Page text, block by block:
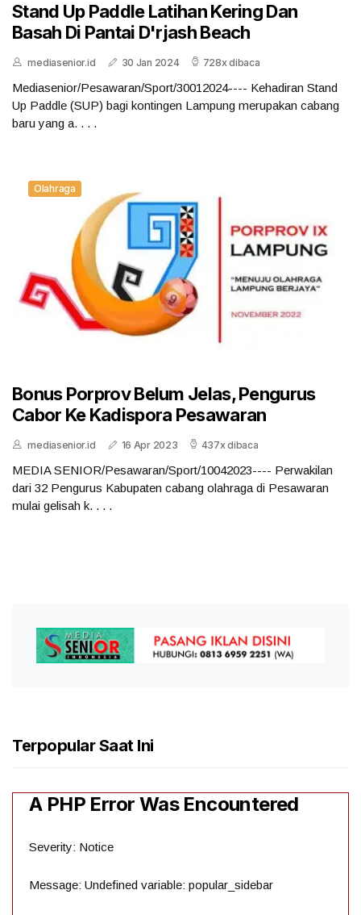
Stand Up Paddle Latihan Kering Dan
Basah Di Pantai D'rjash Beach
mediasenior.id 30 Jan 2024 728x dibaca
Mediasenior/Pesawaran/Sport/30012024---- Kehadiran Stand
Up Paddle (SUP) bagi kontingen Lampung merupakan cabang
baru yang a. . . .
Olahraga
Bonus Porprov Belum Jelas, Pengurus
Cabor Ke Kadispora Pesawaran
mediasenior.id 16 Apr 2023 437x dibaca
MEDIA SENIOR/Pesawaran/Sport/10042023---- Perwakilan
dari 32 Pengurus Kabupaten cabang olahraga di Pesawaran
mulai gelisah k. . . .
Terpopular Saat Ini
A PHP Error Was Encountered
Severity: Notice
Message: Undefined variable: popular_sidebar